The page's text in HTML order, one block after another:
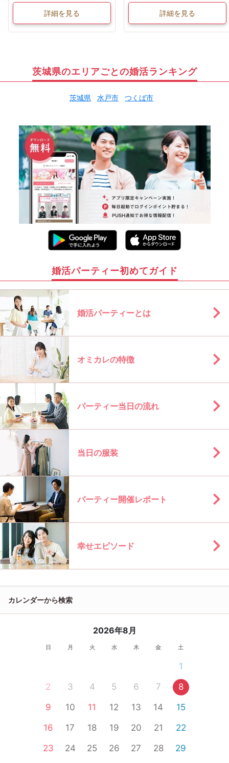
詳細を見る 詳細を見る
茨城県のエリアごとの婚活ランキング
茨城県 水戸市 つくば市
婚活パーティー初めてガイド
婚活パーティーとは
オミカレの特徴
パーティー当日の流れ
当日の服装
パーティー開催レポート
幸せエピソード
カレンダーから検索
2026年8月
日 月 火 水 木 金 土
1
2
3 4 5 6 7
8
9
10 11 12 13 14
15
16
17 18 19 20 21
22
23
24 25 26 27 28
29